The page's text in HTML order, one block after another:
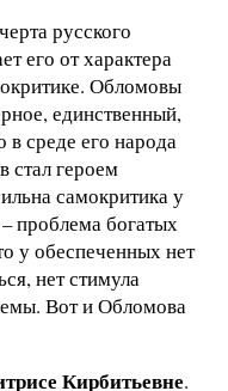
русского
его от характера
Обломовы
единственный,
в среде его народа
стал героем
самокритика у
проблема богатых
у обеспеченных нет
нет стимула
Вот и Обломова
Кирбитьевне.